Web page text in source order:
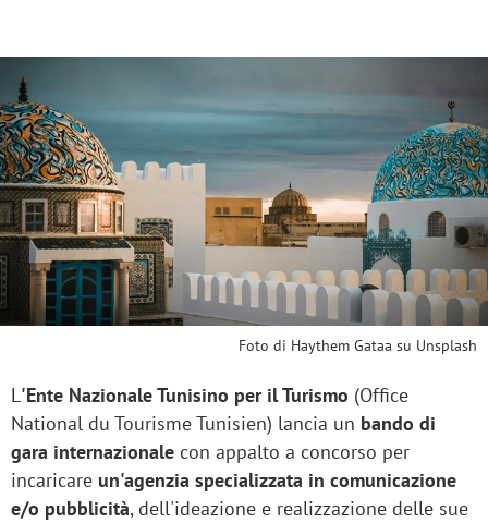
Foto di Haythem Gataa su Unsplash
L'Ente Nazionale Tunisino per il Turismo (Office
National du Tourisme Tunisien) lancia un bando di
gara internazionale con appalto a concorso per
incaricare un'agenzia specializzata in comunicazione
e/o pubblicità, dell'ideazione e realizzazione delle sue